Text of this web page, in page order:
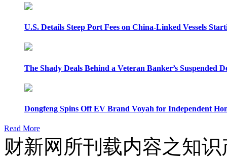
U.S. Details Steep Port Fees on China-Linked Vessels
The Shady Deals Behind a Veteran Banker’s Suspended
Dongfeng Spins Off EV Brand Voyah for Independent
Read More
财新网所刊载内容之知